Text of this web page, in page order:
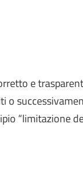
e
o
“limitazione